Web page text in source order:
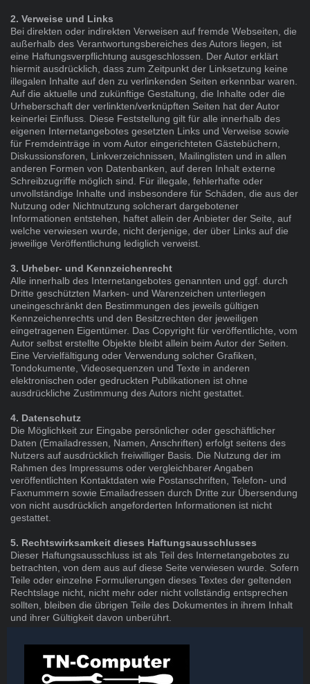
2. Verweise und Links
Bei direkten oder indirekten Verweisen auf fremde Webseiten, die
außerhalb des Verantwortungsbereiches des Autors liegen, ist
eine Haftungsverpflichtung ausgeschlossen. Der Autor erklärt
hiermit ausdrücklich, dass zum Zeitpunkt der Linksetzung keine
illegalen Inhalte auf den zu verlinkenden Seiten erkennbar waren.
Auf die aktuelle und zukünftige Gestaltung, die Inhalte oder die
Urheberschaft der verlinkten/verknüpften Seiten hat der Autor
keinerlei Einfluss. Diese Feststellung gilt für alle innerhalb des
eigenen Internetangebotes gesetzten Links und Verweise sowie
für Fremdeinträge in vom Autor eingerichteten Gästebüchern,
Diskussionsforen, Linkverzeichnissen, Mailinglisten und in allen
anderen Formen von Datenbanken, auf deren Inhalt externe
Schreibzugriffe möglich sind. Für illegale, fehlerhafte oder
unvollständige Inhalte und insbesondere für Schäden, die aus der
Nutzung oder Nichtnutzung solcherart dargebotener
Informationen entstehen, haftet allein der Anbieter der Seite, auf
welche verwiesen wurde, nicht derjenige, der über Links auf die
jeweilige Veröffentlichung lediglich verweist.
3. Urheber- und Kennzeichenrecht
Alle innerhalb des Internetangebotes genannten und ggf. durch
Dritte geschützten Marken- und Warenzeichen unterliegen
uneingeschränkt den Bestimmungen des jeweils gültigen
Kennzeichenrechts und den Besitzrechten der jeweiligen
eingetragenen Eigentümer. Das Copyright für veröffentlichte, vom
Autor selbst erstellte Objekte bleibt allein beim Autor der Seiten.
Eine Vervielfältigung oder Verwendung solcher Grafiken,
Tondokumente, Videosequenzen und Texte in anderen
elektronischen oder gedruckten Publikationen ist ohne
ausdrückliche Zustimmung des Autors nicht gestattet.
4. Datenschutz
Die Möglichkeit zur Eingabe persönlicher oder geschäftlicher
Daten (Emailadressen, Namen, Anschriften) erfolgt seitens des
Nutzers auf ausdrücklich freiwilliger Basis. Die Nutzung der im
Rahmen des Impressums oder vergleichbarer Angaben
veröffentlichten Kontaktdaten wie Postanschriften, Telefon- und
Faxnummern sowie Emailadressen durch Dritte zur Übersendung
von nicht ausdrücklich angeforderten Informationen ist nicht
gestattet.
5. Rechtswirksamkeit dieses Haftungsausschlusses
Dieser Haftungsausschluss ist als Teil des Internetangebotes zu
betrachten, von dem aus auf diese Seite verwiesen wurde. Sofern
Teile oder einzelne Formulierungen dieses Textes der geltenden
Rechtslage nicht, nicht mehr oder nicht vollständig entsprechen
sollten, bleiben die übrigen Teile des Dokumentes in ihrem Inhalt
und ihrer Gültigkeit davon unberührt.